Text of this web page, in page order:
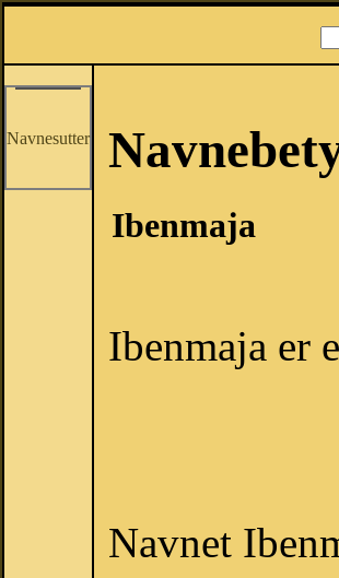
Navnesutter
Ibenmaja
Ibenmaja er
Navnet